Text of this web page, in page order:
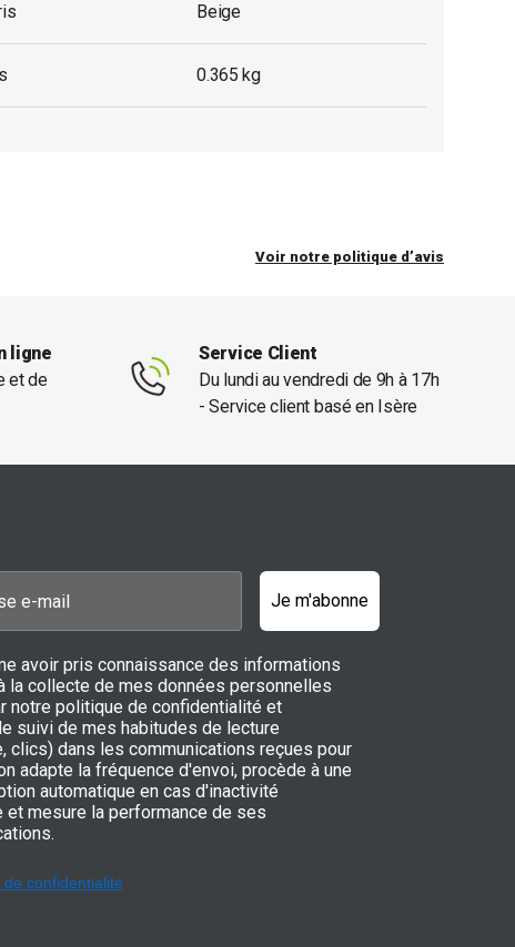
Beige
0.365 kg
Voir notre politique d’avis
ligne
et de
Service Client
Du lundi au vendredi de 9h à 17h
- Service client basé en Isère
Je m'abonne
avoir pris connaissance des informations
la collecte de mes données personnelles
notre politique de confidentialité et
suivi de mes habitudes de lecture
clics) dans les communications reçues pour
adapte la fréquence d'envoi, procède à une
automatique en cas d'inactivité
et mesure la performance de ses
confidentialité